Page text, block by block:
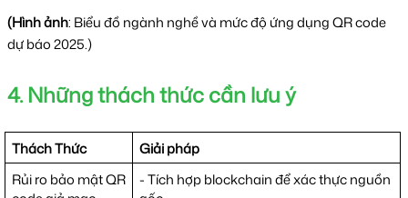
(Hình ảnh: Biểu đồ ngành nghề và mức độ ứng dụng QR code
dự báo 2025.)
4. Những thách thức cần lưu ý
Thách Thức
Giải pháp
Rủi ro bảo mật QR
- Tích hợp blockchain để xác thực nguồn